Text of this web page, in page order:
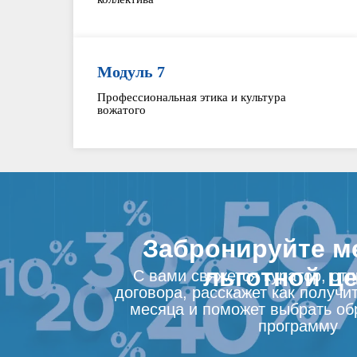
Модуль 7
Профессиональная этика и культура
вожатого
Забронируйте
льготной
С вами свяжется куратор,
договора, расскажет как
месяца и поможет выбрать
программу